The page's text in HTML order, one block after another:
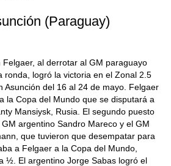
(Paraguay)
Felgaer, al derrotar al GM paraguayo
ronda, logró la victoria en el Zonal 2.5
Asunción del 16 al 24 de mayo. Felgaer
la Copa del Mundo que se disputará a
Mansiysk, Rusia. El segundo puesto
argentino Sandro Mareco y el GM
que tuvieron que desempatar para
a Felgaer a la Copa del Mundo,
½. El argentino Jorge Sabas logró el